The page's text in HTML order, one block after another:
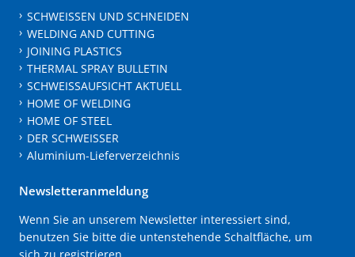
SCHWEISSEN UND SCHNEIDEN
WELDING AND CUTTING
JOINING PLASTICS
THERMAL SPRAY BULLETIN
SCHWEISSAUFSICHT AKTUELL
HOME OF WELDING
HOME OF STEEL
DER SCHWEISSER
Aluminium-Lieferverzeichnis
Newsletteranmeldung
Wenn Sie an unserem Newsletter interessiert sind,
benutzen Sie bitte die untenstehende Schaltfläche, um